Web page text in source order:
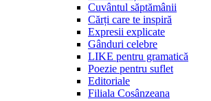
Cuvântul săptămânii
Cărți care te inspiră
Expresii explicate
Gânduri celebre
LIKE pentru gramatică
Poezie pentru suflet
Editoriale
Filiala Cosânzeana